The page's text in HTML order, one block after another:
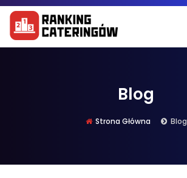
Blog
Strona Główna Blog